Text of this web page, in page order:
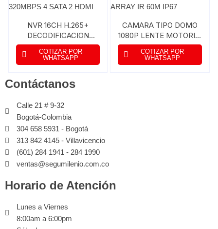
NVR 16CH H.265+
DECODIFICACION
4CH@4K O 16CH@2MP
AB ENTRADA 320MBPS
4 SATA 2 HDMI
COTIZAR POR
WHATSAPP
CAMARA TIPO DOMO
1080P LENTE MOTORIZ.
2,7-12MM FOV
33,4°-105,9° ARRAY IR
60M IP67
COTIZAR POR
WHATSAPP
Contáctanos
Calle 21 # 9-32
Bogotá-Colombia
304 658 5931 - Bogotá
313 842 4145 - Villavicencio
(601) 284 1941 - 284 1990
ventas@segumilenio.com.co
Horario de Atención
Lunes a Viernes
8:00am a 6:00pm